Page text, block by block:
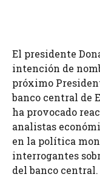
El presidente
intención de
próximo
banco central de
ha provocado
analistas
en la política
interrogantes
del banco central.